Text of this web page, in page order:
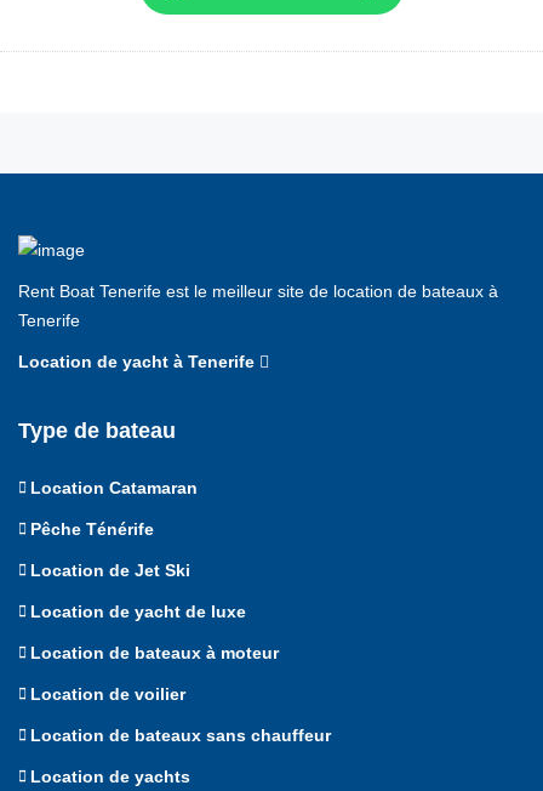
Rent Boat Tenerife est le meilleur site de location de bateaux à
Tenerife
Location de yacht à Tenerife
Type de bateau
Location Catamaran
Pêche Ténérife
Location de Jet Ski
Location de yacht de luxe
Location de bateaux à moteur
Location de voilier
Location de bateaux sans chauffeur
Location de yachts